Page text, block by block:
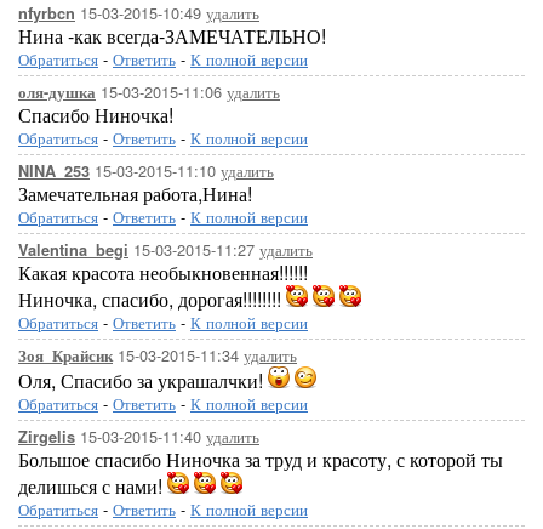
nfyrbcn 15-03-2015-10:49 удалить
Нина -как всегда-ЗАМЕЧАТЕЛЬНО!
Обратиться - Ответить - К полной версии
оля-душка 15-03-2015-11:06 удалить
Спасибо Ниночка!
Обратиться - Ответить - К полной версии
NINA_253 15-03-2015-11:10 удалить
Замечательная работа,Нина!
Обратиться - Ответить - К полной версии
Valentina_begi 15-03-2015-11:27 удалить
Какая красота необыкновенная!!!!!!
Ниночка, спасибо, дорогая!!!!!!!!
Обратиться - Ответить - К полной версии
Зоя_Крайсик15-03-2015-11:34 удалить
Оля, Спасибо за украшалчки!
Обратиться - Ответить - К полной версии
Zirgelis 15-03-2015-11:40 удалить
Большое спасибо Ниночка за труд и красоту, с которой ты
делишься с нами!
Обратиться - Ответить - К полной версии